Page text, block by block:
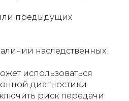
предыдущих
наследственных
использоваться
диагностики
риск передачи